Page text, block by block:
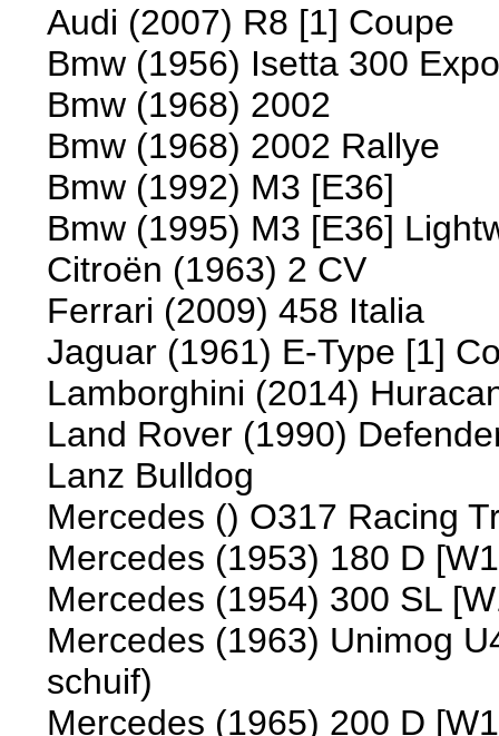
Audi (2007) R8 [1] Coupe
Bmw (1956) Isetta 300
Bmw (1968) 2002
Bmw (1968) 2002 Rallye
Bmw (1992) M3 [E36]
Bmw (1995) M3 [E36]
Citroën (1963) 2 CV
Ferrari (2009) 458 Italia
Jaguar (1961) E-Type [1]
Lamborghini (2014)
Land Rover (1990)
Lanz Bulldog
Mercedes () O317 Racing
Mercedes (1953) 180 D
Mercedes (1954) 300 SL
Mercedes (1963) Unimog
schuif)
Mercedes (1965) 200 D